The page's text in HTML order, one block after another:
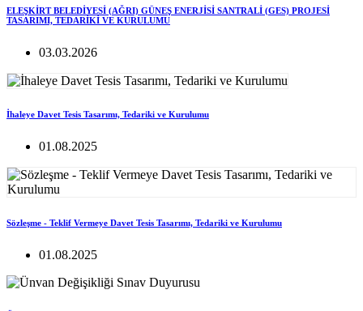
ELEŞKİRT BELEDİYESİ (AĞRI) GÜNEŞ ENERJİSİ SANTRALİ (GES) PROJESİ
TASARIMI, TEDARİKİ VE KURULUMU
03.03.2026
İhaleye Davet Tesis Tasarımı, Tedariki ve Kurulumu
01.08.2025
Sözleşme - Teklif Vermeye Davet Tesis Tasarımı, Tedariki ve Kurulumu
01.08.2025